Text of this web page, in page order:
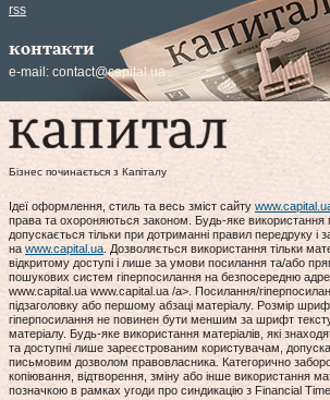
rss
контакти
e-mail: contact@capital.ua
Бізнес починається з Капіталу
Ідеї оформлення, стиль та весь зміст сайту
права та охороняються законом. Будь-яке використання
допускається тільки при дотриманні правил передруку і
на www.capital.ua. Дозволяється використання тільки
відкритому доступі і лише за умови посилання та/або
пошукових систем гіперпосилання на безпосередню
www.capital.ua www.capital.ua /a>. Посилання/
підзаголовку або першому абзаці матеріалу. Розмір
гіперпосилання не повинен бути меншим за шрифт
матеріалу. Будь-яке використання матеріалів, які
та доступні лише зареєстрованим користувачам,
письмовим дозволом правовласника. Категорично
копіювання, відтворення, зміну або інше використання
позначкою в рамках угоди про синдикацію з Financial